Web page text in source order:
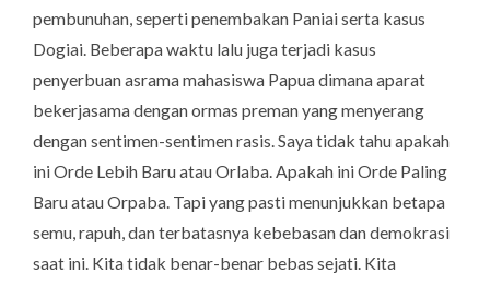
pembunuhan, seperti penembakan Paniai serta kasus
Dogiai. Beberapa waktu lalu juga terjadi kasus
penyerbuan asrama mahasiswa Papua dimana aparat
bekerjasama dengan ormas preman yang menyerang
dengan sentimen-sentimen rasis. Saya tidak tahu apakah
ini Orde Lebih Baru atau Orlaba. Apakah ini Orde Paling
Baru atau Orpaba. Tapi yang pasti menunjukkan betapa
semu, rapuh, dan terbatasnya kebebasan dan demokrasi
saat ini. Kita tidak benar-benar bebas sejati. Kita